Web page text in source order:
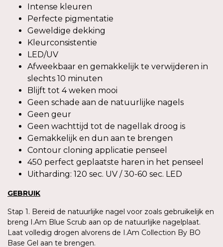
Intense kleuren
Perfecte pigmentatie
Geweldige dekking
Kleurconsistentie
LED/UV
Afweekbaar en gemakkelijk te verwijderen in
slechts 10 minuten
Blijft tot 4 weken mooi
Geen schade aan de natuurlijke nagels
Geen geur
Geen wachttijd tot de nagellak droog is
Gemakkelijk en dun aan te brengen
Contour cloning applicatie penseel
450 perfect geplaatste haren in het penseel
Uitharding: 120 sec. UV / 30-60 sec. LED
GEBRUIK
Stap 1. Bereid de natuurlijke nagel voor zoals gebruikelijk en
breng I.Am Blue Scrub aan op de natuurlijke nagelplaat.
Laat volledig drogen alvorens de I.Am Collection By BO
Base Gel aan te brengen.